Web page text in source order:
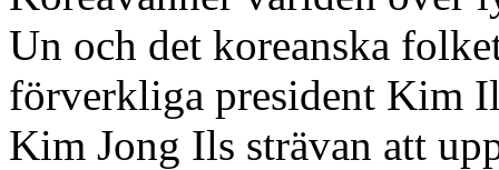
Un och det koreanska
förverkliga president Kim
Kim Jong Ils strävan att